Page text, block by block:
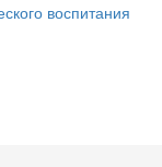
воспитания